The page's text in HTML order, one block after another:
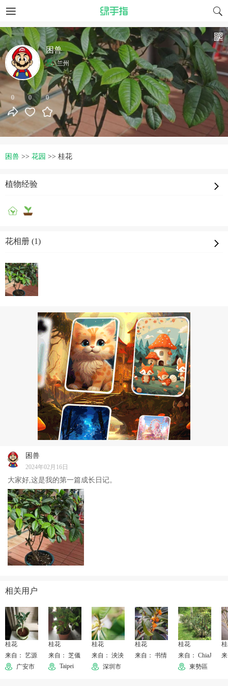
0 0 0
困兽
兰州
困兽 >> 花园 >> 桂花
植物经验
花相册 (1)
困兽
2024年02月16日
大家好,这是我的第一篇成长日记。
相关用户
桂花
来自： 艺源
广安市
桂花
来自： 芝儀
Taipei
桂花
来自： 泱泱
深圳市
桂花
来自： 书情
桂花
来自： ChiaJu
東勢區